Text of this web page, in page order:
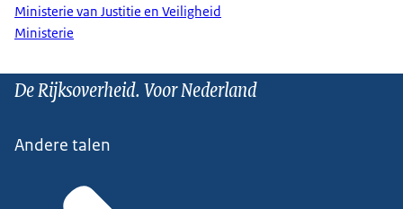
Ministerie van Justitie en Veiligheid
Ministerie
De Rijksoverheid. Voor Nederland
Andere talen